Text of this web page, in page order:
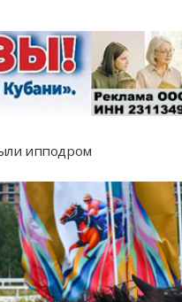
ипподром